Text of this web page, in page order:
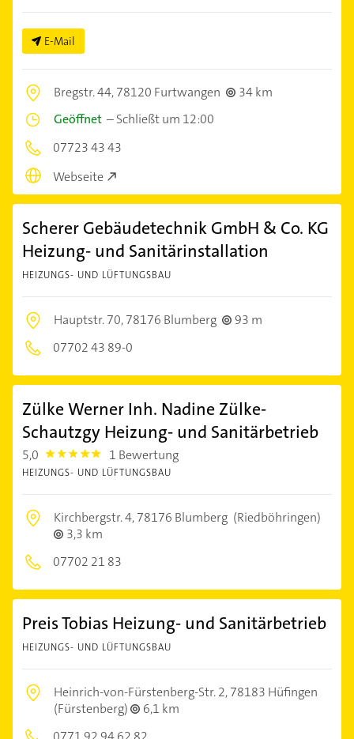
E-Mail
Bregstr. 44,78120 Furtwangen
34 km
Geöffnet –Schließt um 12:00
07723 43 43
Webseite
Scherer Gebäudetechnik GmbH & Co. KG
Heizung- und Sanitärinstallation
HEIZUNGS- UND LÜFTUNGSBAU
Hauptstr. 70,78176 Blumberg
93 m
07702 43 89-0
Zülke Werner Inh. Nadine Zülke-
Schautzgy Heizung- und Sanitärbetrieb
5,0 5.0 1 Bewertung
HEIZUNGS- UND LÜFTUNGSBAU
Kirchbergstr. 4,78176 Blumberg (Riedböhringen)
3,3 km
07702 21 83
Preis Tobias Heizung- und Sanitärbetrieb
HEIZUNGS- UND LÜFTUNGSBAU
Heinrich-von-Fürstenberg-Str. 2,78183 Hüfingen
(Fürstenberg)
6,1 km